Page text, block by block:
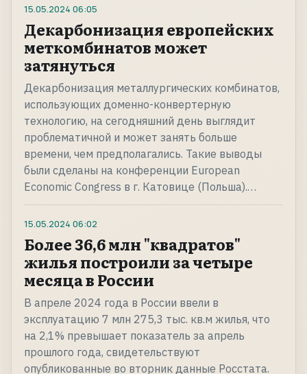
15.05.2024 06:05
Декарбонизация европейских
меткомбинатов может
затянуться
Декарбонизация металлургических комбинатов,
использующих доменно-конвертерную
технологию, на сегодняшний день выглядит
проблематичной и может занять больше
времени, чем предполагались. Такие выводы
были сделаны на конференции European
Economic Congress в г. Катовице (Польша).…
15.05.2024 06:02
Более 36,6 млн "квадратов"
жилья построили за четыре
месяца в России
В апреле 2024 года в России ввели в
эксплуатацию 7 млн 275,3 тыс. кв.м жилья, что
на 2,1% превышает показатель за апрель
прошлого года, свидетельствуют
опубликованные во вторник данные Росстата.